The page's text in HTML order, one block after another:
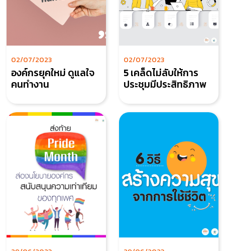
02/07/2023
องค์กรยุคใหม่ ดูแลใจ
คนทำงาน
02/07/2023
5 เคล็ดไม่ลับให้การ
ประชุมมีประสิทธิภาพ